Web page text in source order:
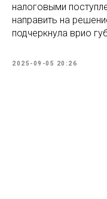
налоговыми
направить на
подчеркнула врио
2025-09-05 20:26